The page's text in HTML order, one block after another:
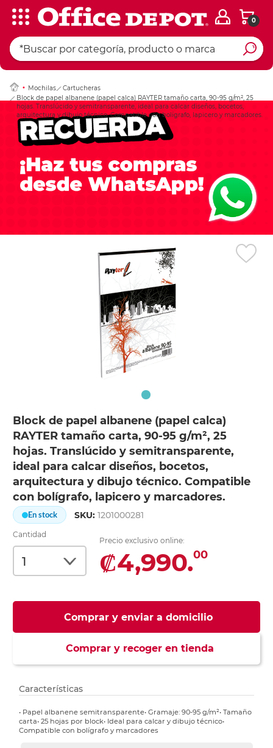
0
Mochilas
Cartucheras
Block de papel albanene (papel calca) RAYTER tamaño carta, 90-95 g/m², 25
hojas. Translúcido y semitransparente, ideal para calcar diseños, bocetos,
arquitectura y dibujo técnico. Compatible con bolígrafo, lapicero y marcadores.
Block de papel albanene (papel calca)
RAYTER tamaño carta, 90-95 g/m², 25
hojas. Translúcido y semitransparente,
ideal para calcar diseños, bocetos,
arquitectura y dibujo técnico. Compatible
con bolígrafo, lapicero y marcadores.
En stock SKU:1201000281
Cantidad
Precio exclusivo online:
₡4,990.00
Comprar y enviar a domicilio
Comprar y recoger en tienda
Ingresar Codigo
Características
• Papel albanene semitransparente• Gramaje: 90-95 g/m²• Tamaño
carta• 25 hojas por block• Ideal para calcar y dibujo técnico•
Compatible con bolígrafo y marcadores